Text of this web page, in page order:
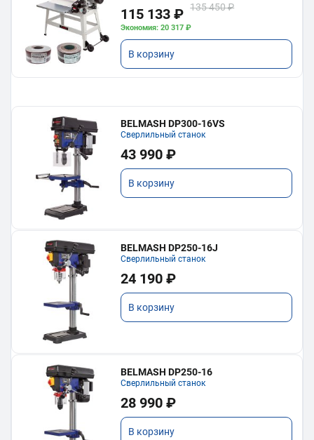
115 133 ₽ 135 450 ₽
Экономия: 20 317 ₽
В корзину
BELMASH DP300-16VS
Сверлильный станок
43 990 ₽
В корзину
BELMASH DP250-16J
Сверлильный станок
24 190 ₽
В корзину
BELMASH DP250-16
Сверлильный станок
28 990 ₽
В корзину